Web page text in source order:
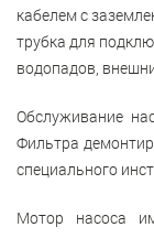
кабелем с
трубка для
водопадов,
Обслуживание
Фильтра
специального
Мотор насоса